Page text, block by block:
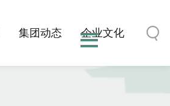
集团动态 企业文化